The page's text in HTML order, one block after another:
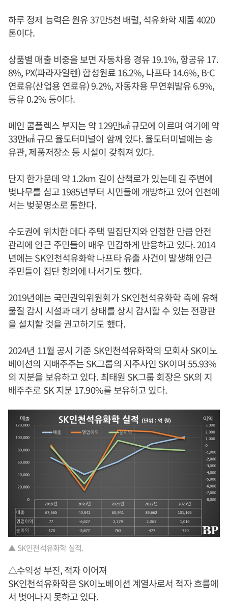
하루 정제 능력은 원유 37만5천 배럴, 석유화학 제품 4020
톤이다.
상품별 매출 비중을 보면 자동차용 경유 19.1%, 항공유 17.
8%, PX(파라자일렌) 합성원료 16.2%, 나프타 14.6%, B-C
연료유(산업용 연료유) 9.2%, 자동차용 무연휘발유 6.9%,
등유 0.2% 등이다.
메인 콤플렉스 부지는 약 129만㎢ 규모에 이르며 여기에 약
33만㎢ 규모 율도터미널이 함께 있다. 율도터미널에는 송
유관, 제품저장소 등 시설이 갖춰져 있다.
단지 한가운데 약 1.2km 길이 산책로가 있는데 길 주변에
벚나무를 심고 1985년부터 시민들에 개방하고 있어 인천에
서는 벚꽃명소로 통한다.
수도권에 위치한 데다 주택 밀집단지와 인접한 만큼 안전
관리에 인근 주민들이 매우 민감하게 반응하고 있다. 2014
년에는 SK인천석유화학 나프타 유출 사건이 발생해 인근
주민들이 집단 항의에 나서기도 했다.
2019년에는 국민권익위원회가 SK인천석유화학 측에 유해
물질 감시 시설과 대기 상태를 상시 감시할 수 있는 전광판
을 설치할 것을 권고하기도 했다.
2024년 11월 공시 기준 SK인천석유화학의 모회사 SK이노
베이션의 지배주주는 SK그룹의 지주사인 SK이며 55.93%
의 지분을 보유하고 있다. 최태원 SK그룹 회장은 SK의 지
배주주로 SK 지분 17.90%를 보유하고 있다.
▲ SK인천석유화학 실적.
△수익성 부진, 적자 이어져
SK인천석유화학은 SK이노베이션 계열사로서 적자 흐름에
서 벗어나지 못하고 있다.